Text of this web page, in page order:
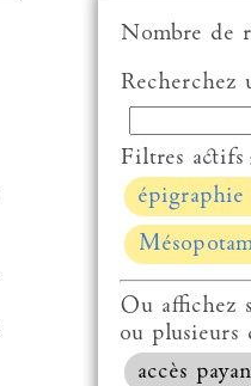
Nombre de
Recherchez
Filtres actifs :
épigraphie
Ou affichez
ou plusieurs
accès